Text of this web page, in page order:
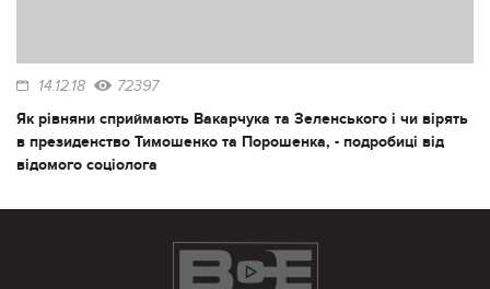
14.12.18 72397
Як рівняни сприймають Вакарчука та Зеленського і чи вірять
в президенство Тимошенко та Порошенка, - подробиці від
відомого соціолога